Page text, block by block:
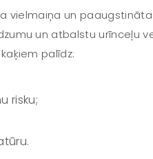
vielmaiņa un
un atbalstu urīnceļu
palīdz:
risku;